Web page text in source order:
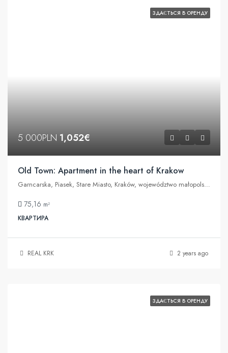
ЗДАЄТЬСЯ В ОРЕНДУ
5 000PLN 1,052€
Old Town: Apartment in the heart of Krakow
Garncarska, Piasek, Stare Miasto, Kraków, województwo małopolskie, 31-115, Polska
75,16 m²
КВАРТИРА
REAL KRK 2 years ago
ЗДАЄТЬСЯ В ОРЕНДУ